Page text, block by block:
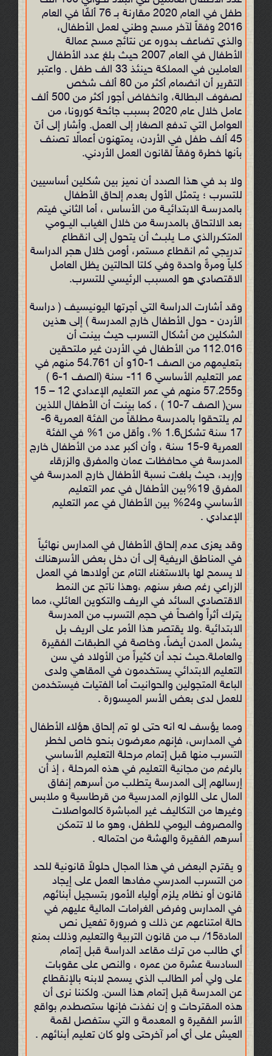
طفل في العام 2020 مقارنة بـ 76 ألفًا في العام
2016 وفقاً لآخر مسح وطني لعمل الأطفال،
والذي تضاعف بدوره عن نتائج مسح عمالة
الأطفال في العام 2007 حيث بلغ عدد الأطفال
العاملين في المملكة حينئذ 33 الف طفل . واعتبر
التقرير أن انضمام أكثر من 80 ألف شخص
لصفوف البطالة، وانخفاض أجور أكثر من 500 ألف
عامل خلال عام 2020 بسبب جائحة كورونا، من
العوامل التي تدفع الصغار إلى العمل. وأشار إلى أنّ
45 ألف طفل في الأردن، يمتهنون أعمالًا تصنف
بأنها خطرة وفقاً لقانون العمل الأردني.
ولا بد في هذا الصدد أن نميز بين شكلين أساسيين
للتسرب ؛ يتمثل الأول بعدم إلحاق الأطفال
بالمدرسـة الابتدائیـة من الأساس ، أما الثاني فيتم
بعد الالتحاق بالمدرسة من خلال الغياب الیــومي
المتكـررالذي مــا یلبـث أن یتحول إلى انقطاع
تدریجي ثم انقطاع مستمر، أومن خلال هجر الدراسة
كلیاً ومرةً واحدة وفي كلتا الحالتين يظل العامل
الاقتصادي هو المسبب الرئيسي للتسرب.
وقد أشارت الدراسة التي أجرتها اليونيسيف ( دراسة
الأردن - حول الأطفال خارج المدرسة ) إلى هذين
الشكلين من أشكال التسرب حيث بينت أن
112.016 من الأطفال في الأردن غير ملتحقين
بتعليمهم من الصف 1-10و أن 54.761 منهم في
عمر التعليم الأساسي 6 11- سنة (الصف 1-6 )
و57.255 منهم في عمر التعليم الإعدادي 12 – 15
سن( الصف 7-10 ) ، كما بينت أن الأطفال اللذين
لم يلتحقوا بالمدرسة مطلقاً من الفئة العمرية 6-
17 سنة تشكل1.6 %، وأقل من 1% في الفئة
العمرية 9-15 سنة ، وأن أكبر عدد من الأطفال خارج
المدرسة في محافظات عمان والمفرق والزرقاء
وإربد، حيث بلغت نسبة الأطفال خارج المدرسة في
المفرق 19%بين الأطفال في عمر التعليم
الأساسي و24% بين الأطفال في عمر التعليم
الإعدادي .
وقد يعزى عدم إلحاق الأطفال في المدارس نهائياً
في المناطق الريفية إلى أن دخل بعض الأسرهناك
لا يسمح لها بالاستغناء التام عن أولادها في العمل
الزراعي رغم صغر سنهم ،وهذا ناتج عن النمط
الاقتصادي السائد في الريف والتكوين العائلي، مما
يترك أثراً واضحاً في حجم التسرب من المدرسة
الابتدائية .ولا يقتصر هذا الأمر على الريف بل
يشمل المدن أيضاً، وخاصة في الطبقات الفقيرة
والعاملة.حيث نجد أن كثيراً من الأولاد في سن
التعليم الابتدائي يستخدمون في المقاهي ولدى
الباعة المتجولين والحوانيت أما الفتيات فيستخدمن
للعمل لدى بعض الأسر الميسورة .
ومما يؤسف له انه حتى لو تم إلحاق هؤلاء الأطفال
في المدارس، فإنهم معرضون بنحو خاص لخطر
التسرب منها قبل إتمام مرحلة التعليم الأساسي
بالرغم من مجانية التعليم في هذه المرحلة ، إذ أن
إرسالهم إلى المدرسة يتطلب من أسرهم إنفاق
المال على اللوازم المدرسية من قرطاسية و ملابس
وغيرها من التكاليف غير المباشرة كالمواصلات
والمصروف اليومي للطفل، وهو ما لا تتمكن
أسرهم الفقيرة والهشة من احتماله .
و يقترح البعض في هذا المجال حلولاً قانونية للحد
من التسرب المدرسي مفادها العمل على إيجاد
قانون أو نظام يلزم أولياء الأمور بتسجيل أبنائهم
في المدارس وفرض الغرامات المالية عليهم في
حالة امتناعهم عن ذلك و ضرورة تفعيل نص
المادة15/ ب من قانون التربية والتعليم وذلك بمنع
أي طالب من ترك مقاعد الدراسة قبل إتمام
السادسة عشرة من عمره ، والنص على عقوبات
على ولي أمر الطالب الذي يسمح لابنه بالإنقطاع
عن المدرسة قبل إتمام هذا السن. ولكننا نرى أن
هذه المقترحات و إن نفذت فإنها ستصطدم بواقع
الأسر الفقيرة و المعدمة و التي ستفصل لقمة
العيش على أي أمر آخرحتى ولو كان تعليم أبنائهم .